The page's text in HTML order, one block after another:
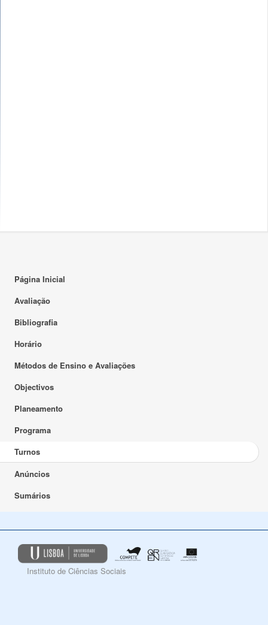
Página Inicial
Avaliação
Bibliografia
Horário
Métodos de Ensino e Avaliações
Objectivos
Planeamento
Programa
Turnos
Anúncios
Sumários
Instituto de Ciências Sociais